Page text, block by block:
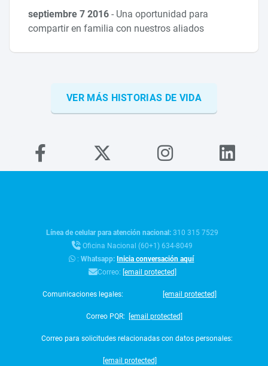
septiembre 7 2016- Una oportunidad para
compartir en familia con nuestros aliados
VER MÁS HISTORIAS DE VIDA
Línea de celular para atención nacional:310 315 7529
Oficina Nacional (60+1) 634-8049
:Whatsapp: Inicia conversación aquí
Correo: [email protected]
Comunicaciones legales: [email protected]
Correo PQR: [email protected]
Correo para solicitudes relacionadas con datos personales:
[email protected]